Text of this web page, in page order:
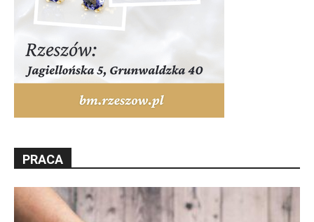
PRACA